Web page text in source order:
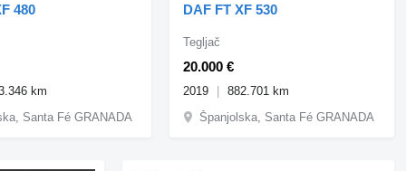
480
km
Santa Fé GRANADA
DAF FT XF 530
20.000 €
Tegljač
2019
882.701 km
Španjolska, Santa Fé GRANADA